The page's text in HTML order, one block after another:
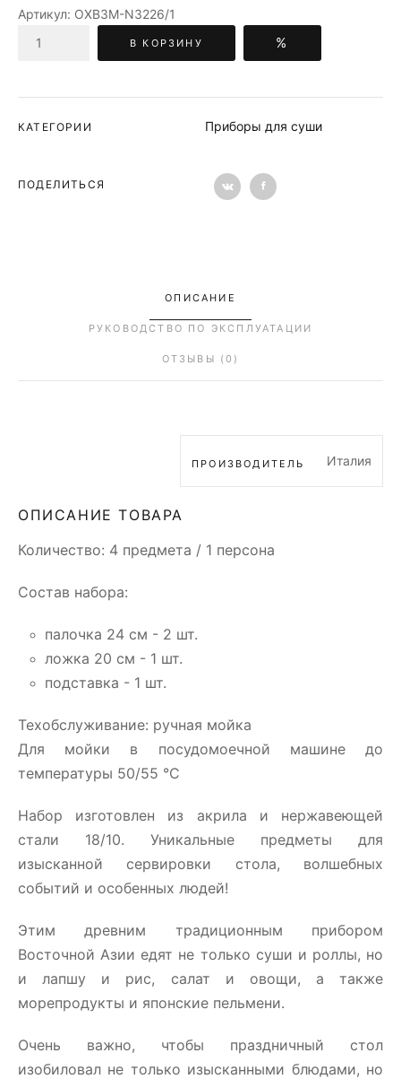
Артикул: OXB3M-N3226/1
В КОРЗИНУ %
КАТЕГОРИИ Приборы для суши
ПОДЕЛИТЬСЯ
ОПИСАНИЕ
РУКОВОДСТВО ПО ЭКСПЛУАТАЦИИ
ОТЗЫВЫ (0)
ПРОИЗВОДИТЕЛЬ Италия
ОПИСАНИЕ ТОВАРА
Количество: 4 предмета / 1 персона
Состав набора:
палочка 24 см - 2 шт.
ложка 20 см - 1 шт.
подставка - 1 шт.
Техобслуживание: ручная мойка
Для мойки в посудомоечной машине до
температуры 50/55 °C
Набор изготовлен из акрила и нержавеющей
стали 18/10. Уникальные предметы для
изысканной сервировки стола, волшебных
событий и особенных людей!
Этим древним традиционным прибором
Восточной Азии едят не только суши и роллы, но
и лапшу и рис, салат и овощи, а также
морепродукты и японские пельмени.
Очень важно, чтобы праздничный стол
изобиловал не только изысканными блюдами, но